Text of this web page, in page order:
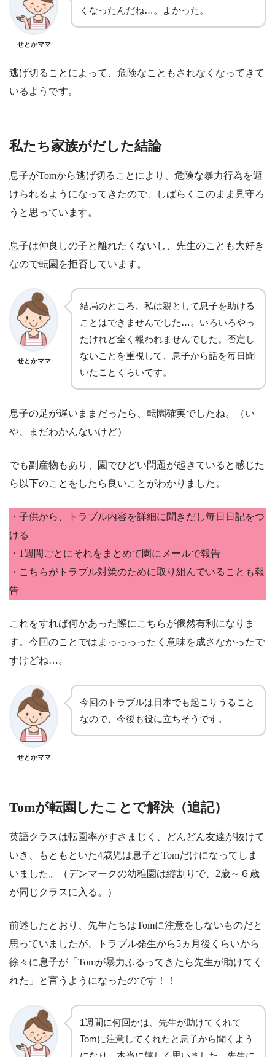
せとかママ
くなったんだね…。よかった。
逃げ切ることによって、危険なこともされなくなってきて
いるようです。
私たち家族がだした結論
息子がTomから逃げ切ることにより、危険な暴力行為を避
けられるようになってきたので、しばらくこのまま見守ろ
うと思っています。
息子は仲良しの子と離れたくないし、先生のことも大好き
なので転園を拒否しています。
せとかママ
結局のところ、私は親として息子を助ける
ことはできませんでした…。いろいろやっ
たけれど全く報われませんでした。否定し
ないことを重視して、息子から話を毎日聞
いたことくらいです。
息子の足が遅いままだったら、転園確実でしたね。（い
や、まだわかんないけど）
でも副産物もあり、園でひどい問題が起きていると感じた
ら以下のことをしたら良いことがわかりました。
・子供から、トラブル内容を詳細に聞きだし毎日日記をつ
ける
・1週間ごとにそれをまとめて園にメールで報告
・こちらがトラブル対策のために取り組んでいることも報
告
これをすれば何かあった際にこちらが俄然有利になりま
す。今回のことではまっっっったく意味を成さなかったで
すけどね…。
せとかママ
今回のトラブルは日本でも起こりうること
なので、今後も役に立ちそうです。
Tomが転園したことで解決（追記）
英語クラスは転園率がすさまじく、どんどん友達が抜けて
いき、もともといた4歳児は息子とTomだけになってしま
いました。（デンマークの幼稚園は縦割りで、2歳～６歳
が同じクラスに入る。）
前述したとおり、先生たちはTomに注意をしないものだと
思っていましたが、トラブル発生から5ヵ月後くらいから
徐々に息子が「Tomが暴力ふるってきたら先生が助けてく
れた」と言うようになったのです！！
1週間に何回かは、先生が助けてくれて
Tomに注意してくれたと息子から聞くよう